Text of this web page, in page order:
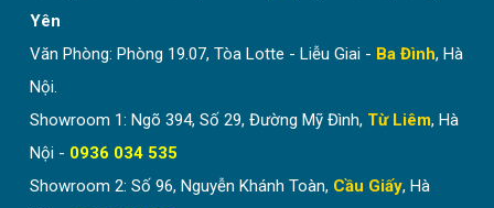
Yên
Văn Phòng: Phòng 19.07, Tòa Lotte - Liễu Giai - Ba Đình, Hà
Nội.
Showroom 1: Ngõ 394, Số 29, Đường Mỹ Đình, Từ Liêm, Hà
Nội - 0936 034 535
Showroom 2: Số 96, Nguyễn Khánh Toàn, Cầu Giấy, Hà